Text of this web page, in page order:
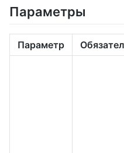
Параметры
Параметр